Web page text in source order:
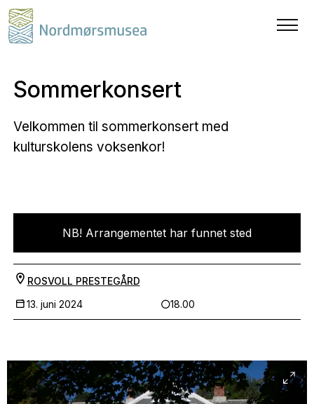
Sommerkonsert
Velkommen til sommerkonsert med
kulturskolens voksenkor!
NB! Arrangementet har funnet sted
ROSVOLL PRESTEGÅRD
13. juni 2024
18.00